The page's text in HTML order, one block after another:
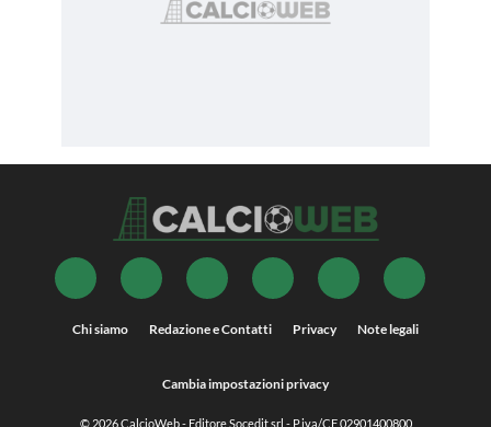
Chi siamo Redazione e Contatti Privacy Note legali
Cambia impostazioni privacy
© 2026CalcioWeb- Editore Socedit srl - P.iva/CF 02901400800